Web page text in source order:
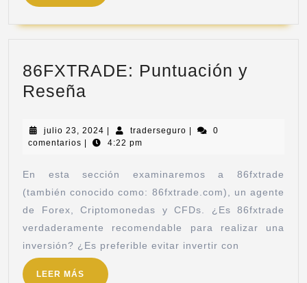
86FXTRADE: Puntuación y
Reseña
julio 23, 2024 | traderseguro |
0
comentarios | 4:22 pm
En esta sección examinaremos a 86fxtrade
(también conocido como: 86fxtrade.com), un agente
de Forex, Criptomonedas y CFDs. ¿Es 86fxtrade
verdaderamente recomendable para realizar una
inversión? ¿Es preferible evitar invertir con
LEER MÁS